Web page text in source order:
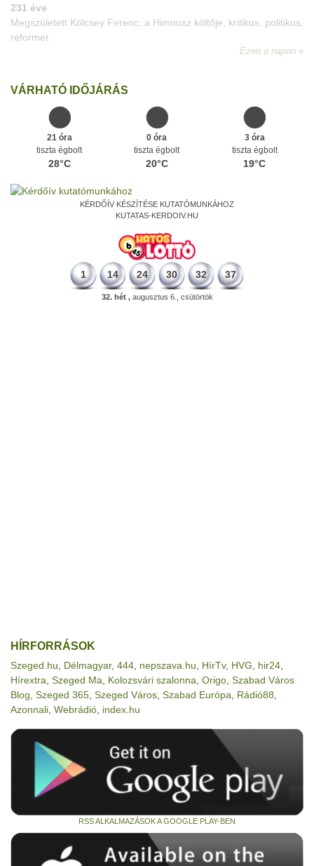
VÁRHATÓ IDŐJÁRÁS
21 óra
tiszta égbolt
28°C
0 óra
tiszta égbolt
20°C
3 óra
tiszta égbolt
19°C
KÉRDŐÍV KÉSZÍTÉSE KUTATÓMUNKÁHOZ
KUTATAS-KERDOIV.HU
1 14 24 30 32 37
32. hét ,augusztus 6., csütörtök
HÍRFORRÁSOK
Szeged.hu Délmagyar, 444 nepszava.hu HírTv, HVG hir24
Hírextra Szeged Ma Kolozsvári szalonna Origo Szabad Város
Blog Szeged 365 Szeged Város Szabad Európa Rádió88
Azonnali Webrádió index.hu
RSS ALKALMAZÁSOK A GOOGLE PLAY-BEN